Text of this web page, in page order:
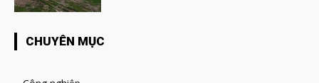
CHUYÊN MỤC